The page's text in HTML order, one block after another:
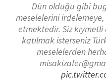
Dün olduğu gibi
meselelerini
etmektedir. Siz kıymetli
katılmak isterseniz
meselelerden